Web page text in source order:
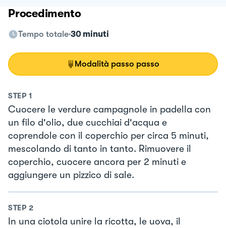
Procedimento
Tempo totale 30 minuti
Modalità passo passo
STEP 1
Cuocere le verdure campagnole in padella con
un filo d'olio, due cucchiai d'acqua e
coprendole con il coperchio per circa 5 minuti,
mescolando di tanto in tanto. Rimuovere il
coperchio, cuocere ancora per 2 minuti e
aggiungere un pizzico di sale.
STEP 2
In una ciotola unire la ricotta, le uova, il